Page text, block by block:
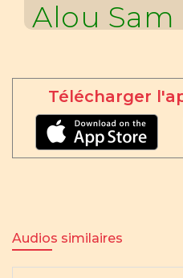
Alou Sam
Télécharger
Audios similaires